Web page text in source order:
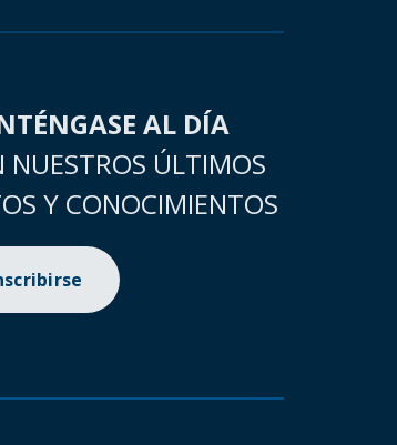
AL DÍA
NUESTROS ÚLTIMOS
Y CONOCIMIENTOS